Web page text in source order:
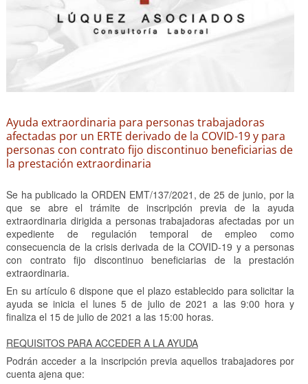
Ayuda extraordinaria para personas trabajadoras
afectadas por un ERTE derivado de la COVID-19 y para
personas con contrato fijo discontinuo beneficiarias de
la prestación extraordinaria
Se ha publicado la ORDEN EMT/137/2021, de 25 de junio, por la
que se abre el trámite de inscripción previa de la ayuda
extraordinaria dirigida a personas trabajadoras afectadas por un
expediente de regulación temporal de empleo como
consecuencia de la crisis derivada de la COVID-19 y a personas
con contrato fijo discontinuo beneficiarias de la prestación
extraordinaria.
En su artículo 6 dispone que el plazo establecido para solicitar la
ayuda se inicia el lunes 5 de julio de 2021 a las 9:00 hora y
finaliza el 15 de julio de 2021 a las 15:00 horas.
REQUISITOS PARA ACCEDER A LA AYUDA
Podrán acceder a la inscripción previa aquellos trabajadores por
cuenta ajena que: